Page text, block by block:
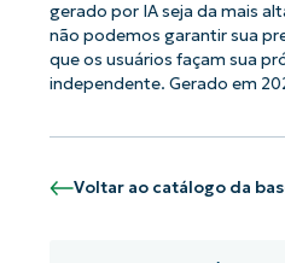
gerado por IA seja da mais
não podemos garantir sua
que os usuários façam sua
independente. Gerado em
Voltar ao catálogo da